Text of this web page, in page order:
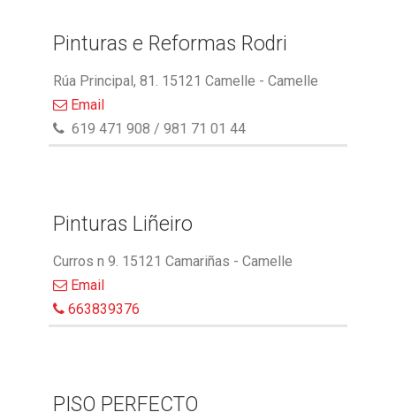
Pinturas e Reformas Rodri
Rúa Principal, 81. 15121 Camelle - Camelle
Email
619 471 908 / 981 71 01 44
Pinturas Liñeiro
Curros n 9. 15121 Camariñas - Camelle
Email
663839376
PISO PERFECTO